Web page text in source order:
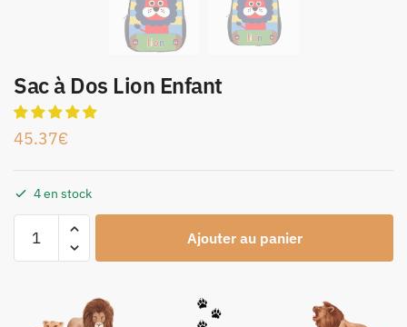
Sac à Dos Lion Enfant
45.37€
4 en stock
Ajouter au panier